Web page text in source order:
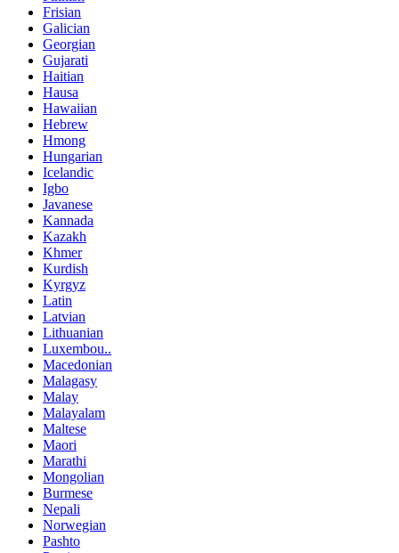
Frisian
Galician
Georgian
Gujarati
Haitian
Hausa
Hawaiian
Hebrew
Hmong
Hungarian
Icelandic
Igbo
Javanese
Kannada
Kazakh
Khmer
Kurdish
Kyrgyz
Latin
Latvian
Lithuanian
Luxembou..
Macedonian
Malagasy
Malay
Malayalam
Maltese
Maori
Marathi
Mongolian
Burmese
Nepali
Norwegian
Pashto